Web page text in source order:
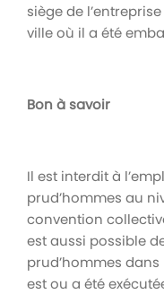
siège de
ville où il a été
Bon à savoir
Il est interdit à
prud’hommes au
convention
est aussi possible
prud’hommes
est ou a été